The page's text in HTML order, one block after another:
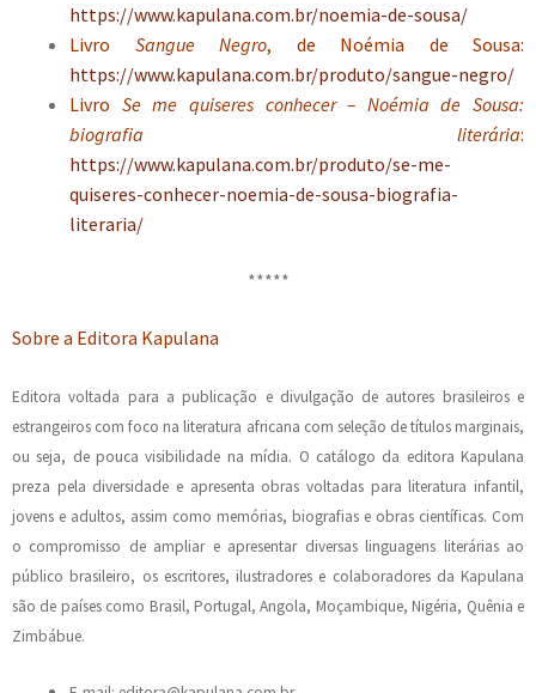
https://www.kapulana.com.br/noemia-de-sousa/
Livro Sangue Negro, de Noémia de Sousa:
https://www.kapulana.com.br/produto/sangue-negro/
Livro Se me quiseres conhecer – Noémia de Sousa:
biografia literária:
https://www.kapulana.com.br/produto/se-me-
quiseres-conhecer-noemia-de-sousa-biografia-
literaria/
*****
Sobre a Editora Kapulana
Editora voltada para a publicação e divulgação de autores brasileiros e
estrangeiros com foco na literatura africana com seleção de títulos marginais,
ou seja, de pouca visibilidade na mídia. O catálogo da editora Kapulana
preza pela diversidade e apresenta obras voltadas para literatura infantil,
jovens e adultos, assim como memórias, biografias e obras científicas. Com
o compromisso de ampliar e apresentar diversas linguagens literárias ao
público brasileiro, os escritores, ilustradores e colaboradores da Kapulana
são de países como Brasil, Portugal, Angola, Moçambique, Nigéria, Quênia e
Zimbábue.